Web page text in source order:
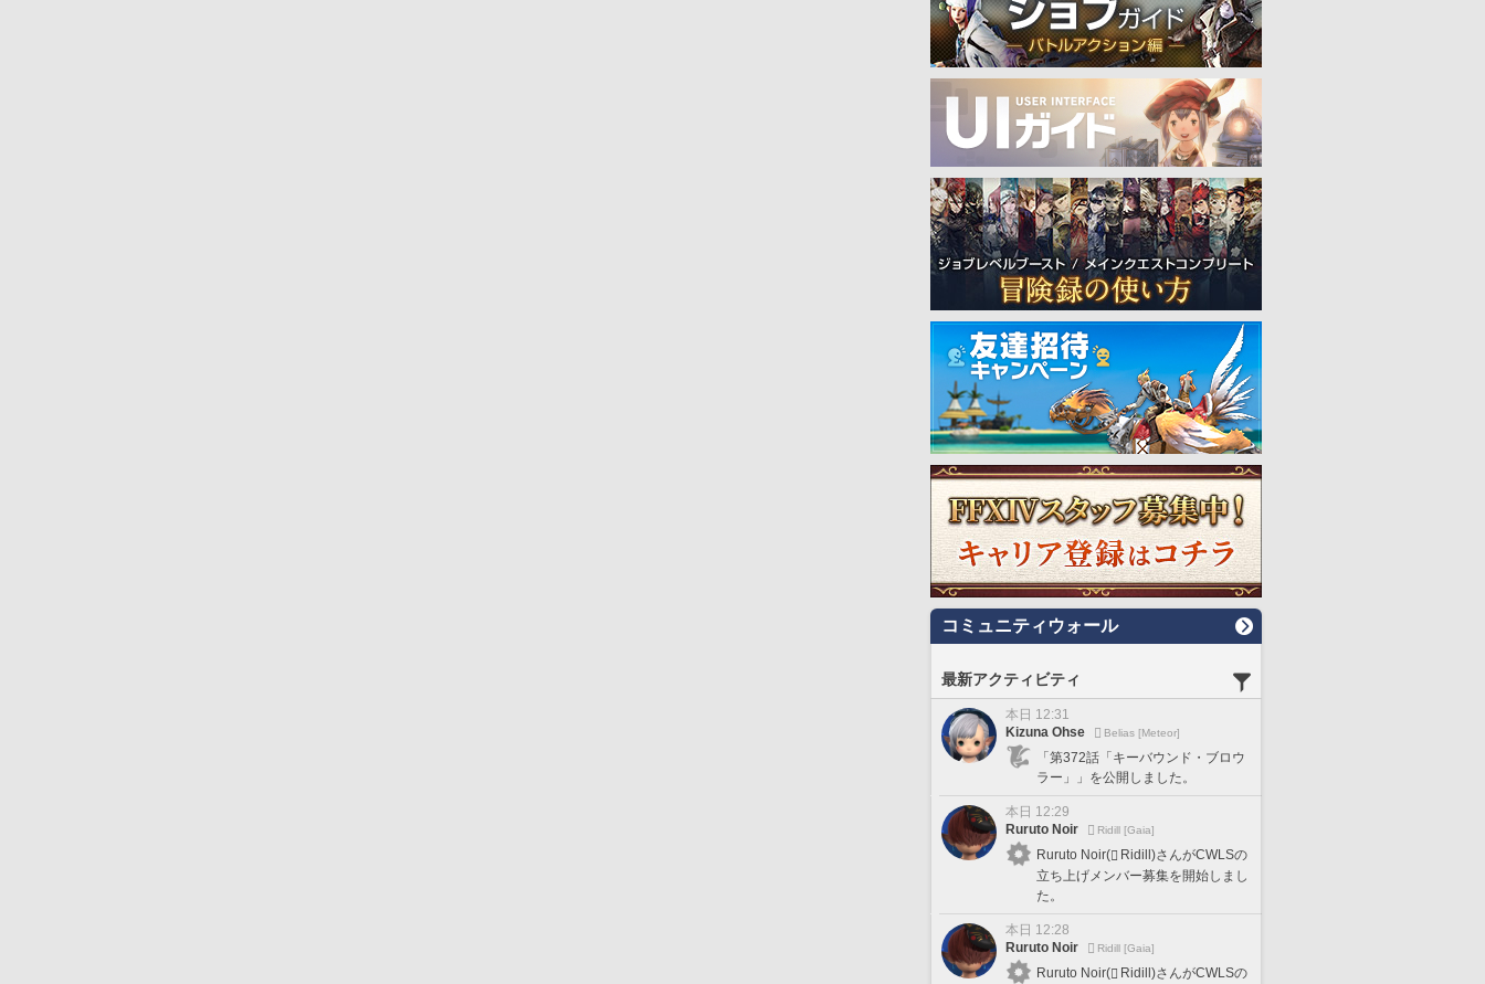
コミュニティウォール
最新アクティビティ
本日 12:31
Kizuna Ohse
Belias [Meteor]
「第372話「キーバウンド・ブロウ
ラー」」を公開しました。
本日 12:29
Ruruto Noir
Ridill [Gaia]
Ruruto Noir(
Ridill)さんがCWLSの
立ち上げメンバー募集を開始しまし
た。
本日 12:28
Ruruto Noir
Ridill [Gaia]
Ruruto Noir(
Ridill)さんがCWLSの